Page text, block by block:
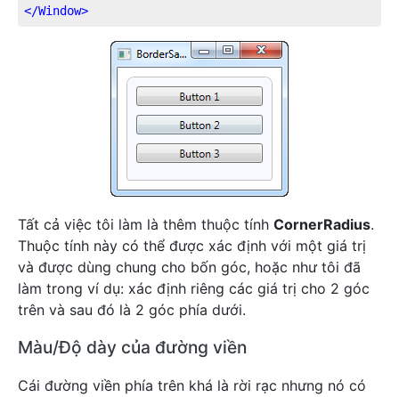
</Window>
Tất cả việc tôi làm là thêm thuộc tính CornerRadius.
Thuộc tính này có thể được xác định với một giá trị
và được dùng chung cho bốn góc, hoặc như tôi đã
làm trong ví dụ: xác định riêng các giá trị cho 2 góc
trên và sau đó là 2 góc phía dưới.
Màu/Độ dày của đường viền
Cái đường viền phía trên khá là rời rạc nhưng nó có